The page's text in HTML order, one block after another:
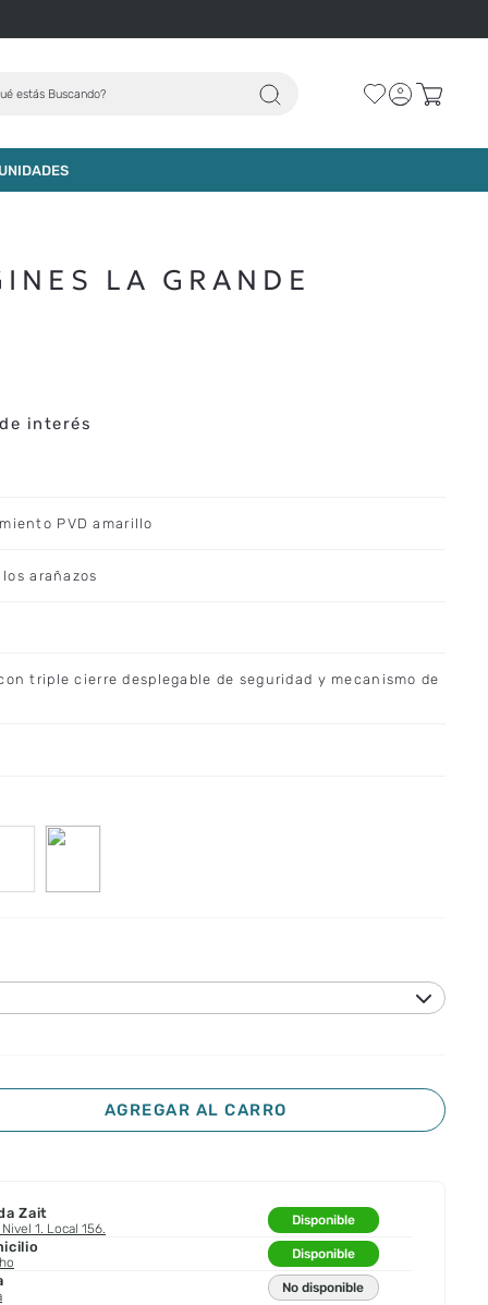
estás Buscando?
AGREGAR AL CARRO
LA GRANDE
interés
PVD amarillo
arañazos
triple cierre desplegable de seguridad y mecanismo de
AGREGAR AL CARRO
Zait
1. Local 156.
Disponible
Disponible
No disponible